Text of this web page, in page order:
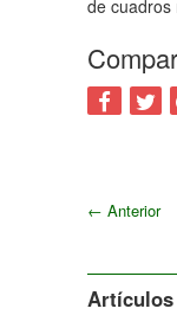
de cuadros
← Anterior